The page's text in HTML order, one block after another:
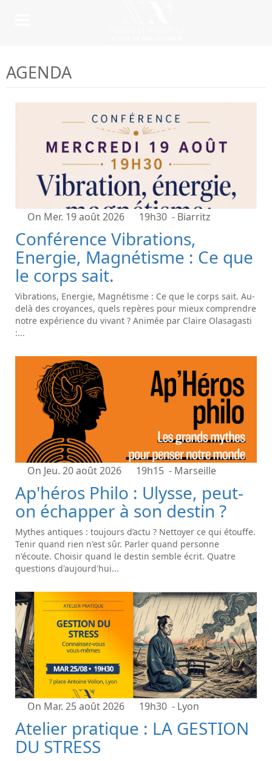
AGENDA
On Mer. 19 août 2026 19h30 - Biarritz
Conférence Vibrations,
Energie, Magnétisme : Ce que
le corps sait.
Vibrations, Energie, Magnétisme : Ce que le corps sait. Au-
delà des croyances, quels repères pour mieux comprendre
notre expérience du vivant ? Animée par Claire Olasagasti
:...
On Jeu. 20 août 2026 19h15 - Marseille
Ap'héros Philo : Ulysse, peut-
on échapper à son destin ?
Mythes antiques : toujours d’actu ? Nettoyer ce qui étouffe.
Tenir quand rien n'est sûr. Parler quand personne
n'écoute. Choisir quand le destin semble écrit. Quatre
questions d'aujourd'hui...
On Mar. 25 août 2026 19h30 - Lyon
Atelier pratique : LA GESTION
DU STRESS